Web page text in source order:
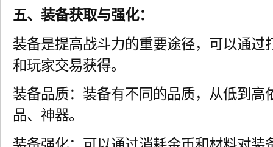
五、装备获取与强化：
装备是提高战斗力的重要途径，可以通过
和玩家交易获得。
装备品质：装备有不同的品质，从低到高
品、神器。